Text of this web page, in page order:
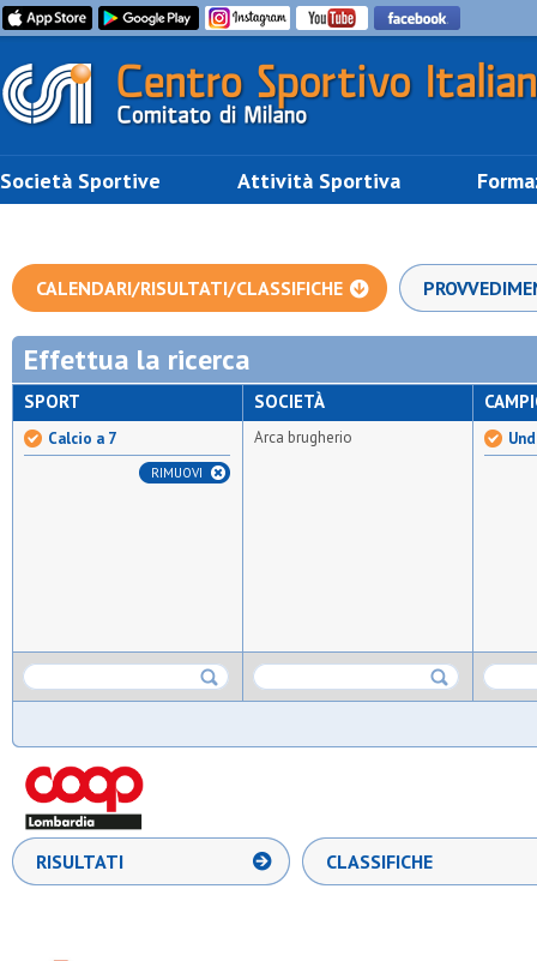
Società Sportive Attività Sportiva
CALENDARI/RISULTATI/CLASSIFICHE
Effettua la ricerca
SPORT
Calcio a 7
RIMUOVI
SOCIETÀ
Arca brugherio
RISULTATI CLASSIFICHE